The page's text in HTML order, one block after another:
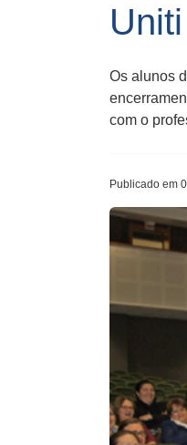
Uniti
Os alunos
com o
Publicado em